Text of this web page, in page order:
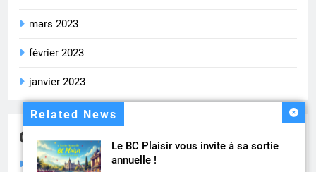
Related News
Le BC Plaisir vous invite à sa sortie
annuelle !
mars 2023
février 2023
janvier 2023
Catégories
Calendrier